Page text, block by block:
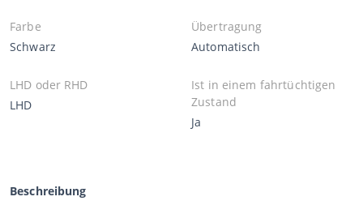
Farbe
Schwarz
Übertragung
Automatisch
LHD oder RHD
LHD
Ist in einem fahrtüchtigen
Zustand
Ja
Beschreibung